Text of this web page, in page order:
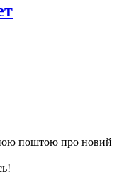
поштою про новий